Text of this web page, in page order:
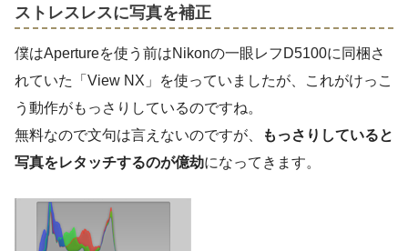
ストレスレスに写真を補正
僕はApertureを使う前はNikonの一眼レフD5100に同梱さ
れていた「View NX」を使っていましたが、これがけっこ
う動作がもっさりしているのですね。
無料なので文句は言えないのですが、
もっさりしていると
写真をレタッチするのが億劫になってきます。